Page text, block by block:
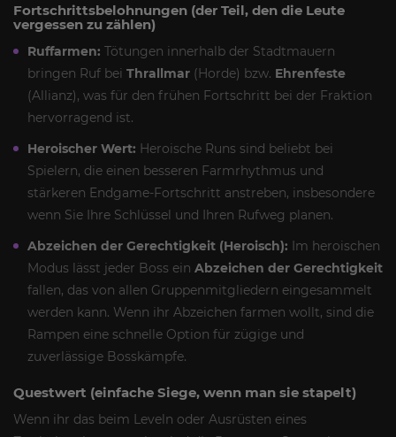
Fortschrittsbelohnungen (der Teil, den die Leute
vergessen zu zählen)
Ruffarmen: Tötungen innerhalb der Stadtmauern
bringen Ruf bei Thrallmar (Horde) bzw. Ehrenfeste
(Allianz), was für den frühen Fortschritt bei der Fraktion
hervorragend ist.
Heroischer Wert: Heroische Runs sind beliebt bei
Spielern, die einen besseren Farmrhythmus und
stärkeren Endgame-Fortschritt anstreben, insbesondere
wenn Sie Ihre Schlüssel und Ihren Rufweg planen.
Abzeichen der Gerechtigkeit (Heroisch): Im heroischen
Modus lässt jeder Boss ein Abzeichen der Gerechtigkeit
fallen, das von allen Gruppenmitgliedern eingesammelt
werden kann. Wenn ihr Abzeichen farmen wollt, sind die
Rampen eine schnelle Option für zügige und
zuverlässige Bosskämpfe.
Questwert (einfache Siege, wenn man sie stapelt)
Wenn ihr das beim Leveln oder Ausrüsten eines